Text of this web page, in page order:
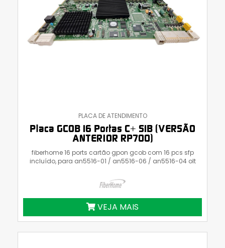
PLACA DE ATENDIMENTO
Placa GCOB 16 Portas C+ S1B (VERSÃO
ANTERIOR RP700)
fiberhome 16 ports cartão gpon gcob com 16 pcs sfp
incluído, para an5516-01 / an5516-06 / an5516-04 olt
VEJA MAIS